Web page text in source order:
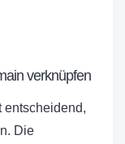
verknüpfen
entscheidend,
Die